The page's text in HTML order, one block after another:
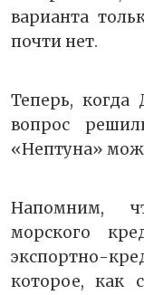
варианта
почти нет.
Теперь,
вопрос
«Нептуна»
Напомним,
морского
экспортно-
которое, как